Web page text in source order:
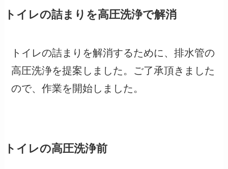
トイレの詰まりを高圧洗浄で解消
トイレの詰まりを解消するために、排水管の
高圧洗浄を提案しました。ご了承頂きました
ので、作業を開始しました。
トイレの高圧洗浄前